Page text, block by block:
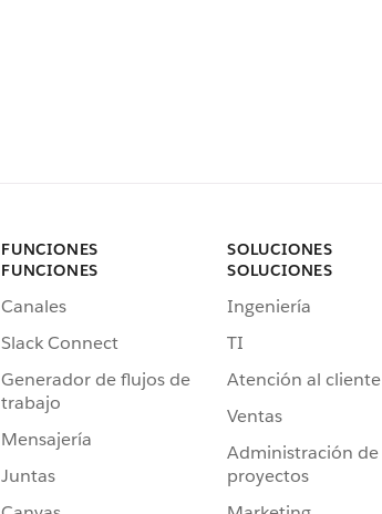
FUNCIONES
FUNCIONES
Canales
Slack Connect
Generador de flujos de
trabajo
Mensajería
Juntas
SOLUCIONES
SOLUCIONES
Ingeniería
TI
Atención al cliente
Ventas
Administración de
proyectos